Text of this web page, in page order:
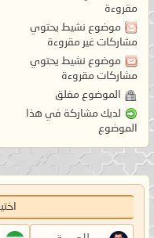
مقروءة
موضوع نشيط يحتوي
مشاركات غير مقروءة
موضوع نشيط يحتوي
مشاركات مقروءة
الموضوع مغلق
لديك مشاركة في هذا
الموضوع